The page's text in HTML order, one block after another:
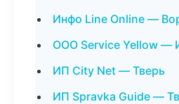
Инфо Line Online —
ООО Service Yellow —
ИП City Net — Тверь
ИП Spravka Guide —